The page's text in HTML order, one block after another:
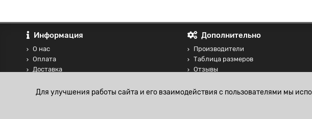
Информация
О нас
Оплата
Доставка
Блог
Дополнительно
Производители
Таблица размеров
Отзывы
Для улучшения работы сайта и его взаимодействия с пользователями мы